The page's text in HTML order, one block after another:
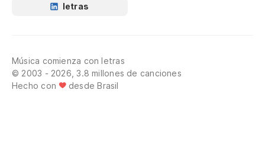
letras
Música comienza con letras
© 2003 - 2026, 3.8 millones de canciones
Hecho con
desde Brasil